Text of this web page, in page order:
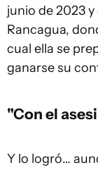
junio de 2023
Rancagua,
cual ella se
ganarse su
"Con el
Y lo logró…